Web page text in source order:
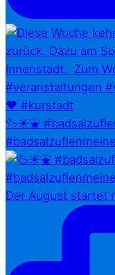
🦆☀️⛲
#badsalzuflenmeine
Der August startet